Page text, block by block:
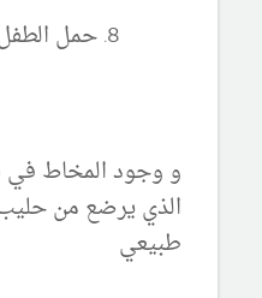
حمل
و وجود المخاط في
الذي يرضع من
طبيعي